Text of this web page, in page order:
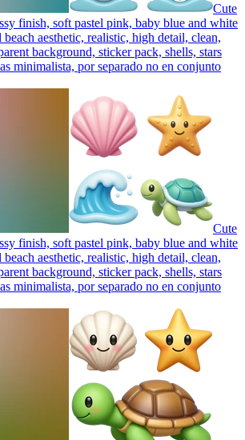
Cute
finish, soft pastel pink, baby blue and white
aesthetic, realistic, high detail, clean,
background, sticker pack, shells, stars
minimalista, por separado no en conjunto
Cute
finish, soft pastel pink, baby blue and white
aesthetic, realistic, high detail, clean,
background, sticker pack, shells, stars
minimalista, por separado no en conjunto